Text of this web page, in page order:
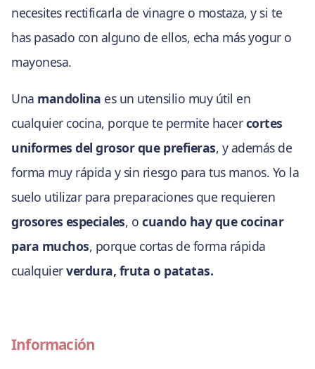
necesites rectificarla de vinagre o mostaza, y si te
has pasado con alguno de ellos, echa más yogur o
mayonesa.
Una mandolina es un utensilio muy útil en
cualquier cocina, porque te permite hacercortes
uniformes del grosor que prefieras, y además de
forma muy rápida y sin riesgo para tus manos. Yo la
suelo utilizar para preparaciones que requieren
grosores especiales, o cuando hay que cocinar
para muchos, porque cortas de forma rápida
cualquierverdura, fruta o patatas.
Información